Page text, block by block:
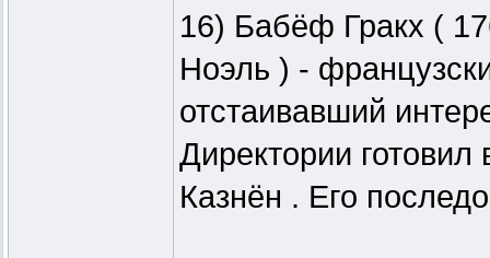
16) Бабёф Гракх (
Ноэль ) -
отстаивавший
Директории готовил
Казнён . Его